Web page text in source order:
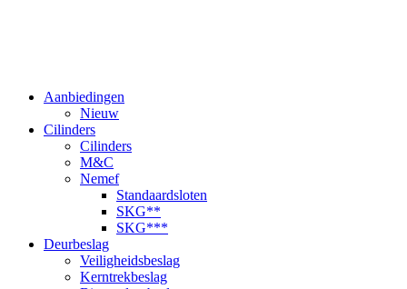
Aanbiedingen
Nieuw
Cilinders
Cilinders
M&C
Nemef
Standaardsloten
SKG**
SKG***
Deurbeslag
Veiligheidsbeslag
Kerntrekbeslag